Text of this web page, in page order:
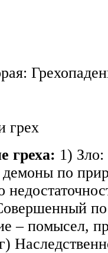
грех
греха: 1)
по
– помысел,